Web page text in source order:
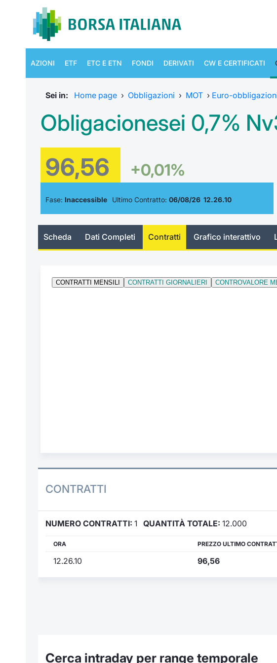
AZIONI ETF ETC E ETN FONDI DERIVATI CW E CERTIFICATI
Sei in: Home page › Obbligazioni › MOT › Euro-
Obligacionesei 0,7%
96,56 +0,01%
Fase: Inaccessible Ultimo Contratto: 06/08/26 12.26.10
Scheda Dati Completi Contratti Grafico interattivo
CONTRATTI
NUMERO CONTRATTI: 1 QUANTITÀ TOTALE: 12.000
ORA PREZZO ULTIMO
12.26.10 96,56
Cerca intraday per range temporale